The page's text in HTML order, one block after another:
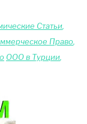
Статьи
Право
ООО в Турции